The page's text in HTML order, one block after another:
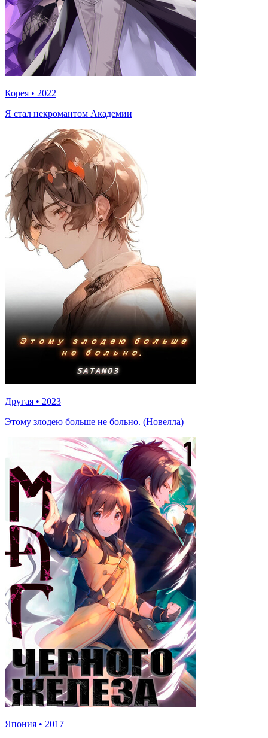
Корея • 2022
Я стал некромантом Академии
Другая • 2023
Этому злодею больше не больно. (Новелла)
Япония • 2017